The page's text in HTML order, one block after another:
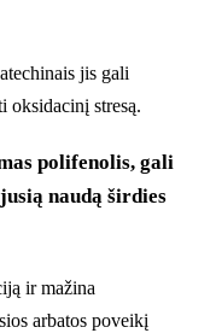
jis gali
oksidacinį stresą.
polifenolis, gali
naudą širdies
ir mažina
arbatos poveikį